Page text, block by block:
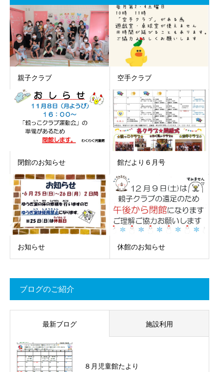
親子クラブ 空手クラブ
閉館のお知らせ 館だより６月号
お知らせ 休館のお知らせ
ブログのご紹介
最新ブログ 施設利用
８月児童館たより